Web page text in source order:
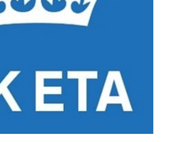
101_war_data/euro_01/spain_01.html
bk/000020.html
（後編）